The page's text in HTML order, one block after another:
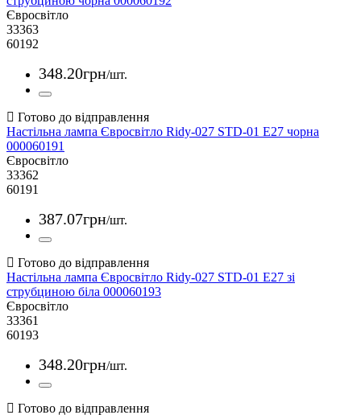
Євросвітло
33363
60192
348.20грн/шт.
Настільна лампа Євросвітло Ridy-027 STD-01 E27 чорна
000060191
Євросвітло
33362
60191
387.07грн/шт.
Настільна лампа Євросвітло Ridy-027 STD-01 E27 зі
струбциною біла 000060193
Євросвітло
33361
60193
348.20грн/шт.